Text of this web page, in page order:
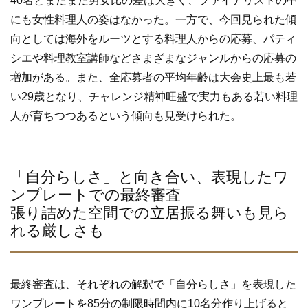
にも女性料理人の姿はなかった。一方で、今回見られた傾
向としては海外をルーツとする料理人からの応募、パティ
シエや料理教室講師などさまざまなジャンルからの応募の
増加がある。また、全応募者の平均年齢は大会史上最も若
い29歳となり、チャレンジ精神旺盛で実力もある若い料理
人が育ちつつあるという傾向も見受けられた。
「自分らしさ」と向き合い、表現したワ
ンプレートでの最終審査
張り詰めた空間での立居振る舞いも見ら
れる厳しさも
最終審査は、それぞれの解釈で「自分らしさ」を表現した
ワンプレートを85分の制限時間内に10名分作り上げると